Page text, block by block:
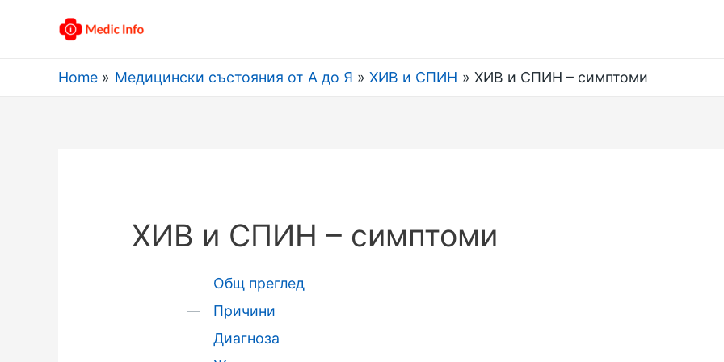
Home Медицински състояния от А до Я ХИВ и СПИН ХИВ и СПИН – симптоми
ХИВ и СПИН – симптоми
Общ преглед
Причини
Диагноза